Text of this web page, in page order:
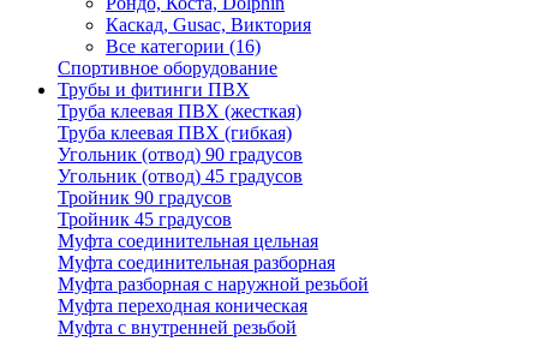
Каскад, Gusac, Виктория
Все категории (16)
Спортивное оборудование
Трубы и фитинги ПВХ
Труба клеевая ПВХ (жесткая)
Труба клеевая ПВХ (гибкая)
Угольник (отвод) 90 градусов
Угольник (отвод) 45 градусов
Тройник 90 градусов
Тройник 45 градусов
Муфта соединительная цельная
Муфта соединительная разборная
Муфта разборная с наружной резьбой
Муфта переходная коническая
Муфта с внутренней резьбой